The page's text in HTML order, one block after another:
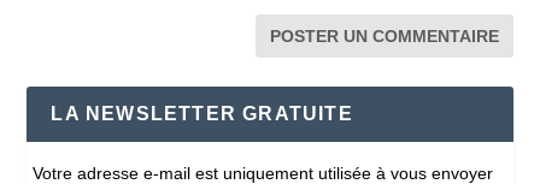
LA NEWSLETTER GRATUITE
Votre adresse e-mail est uniquement utilisée à vous envoyer